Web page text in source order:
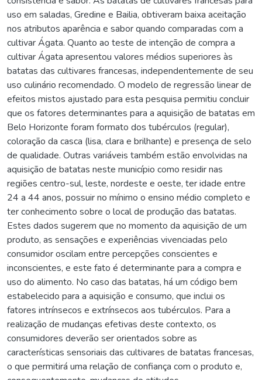
uso em saladas, Gredine e Bailia, obtiveram baixa aceitação
nos atributos aparência e sabor quando comparadas com a
cultivar Ágata. Quanto ao teste de intenção de compra a
cultivar Ágata apresentou valores médios superiores às
batatas das cultivares francesas, independentemente de seu
uso culinário recomendado. O modelo de regressão linear de
efeitos mistos ajustado para esta pesquisa permitiu concluir
que os fatores determinantes para a aquisição de batatas em
Belo Horizonte foram formato dos tubérculos (regular),
coloração da casca (lisa, clara e brilhante) e presença de selo
de qualidade. Outras variáveis também estão envolvidas na
aquisição de batatas neste município como residir nas
regiões centro-sul, leste, nordeste e oeste, ter idade entre
24 a 44 anos, possuir no mínimo o ensino médio completo e
ter conhecimento sobre o local de produção das batatas.
Estes dados sugerem que no momento da aquisição de um
produto, as sensações e experiências vivenciadas pelo
consumidor oscilam entre percepções conscientes e
inconscientes, e este fato é determinante para a compra e
uso do alimento. No caso das batatas, há um código bem
estabelecido para a aquisição e consumo, que inclui os
fatores intrínsecos e extrínsecos aos tubérculos. Para a
realização de mudanças efetivas deste contexto, os
consumidores deverão ser orientados sobre as
características sensoriais das cultivares de batatas francesas,
o que permitirá uma relação de confiança com o produto e,